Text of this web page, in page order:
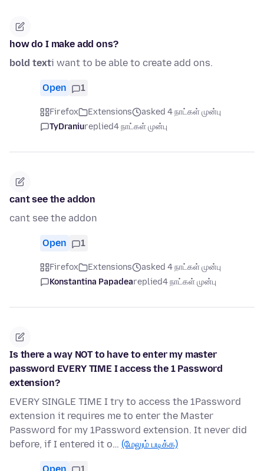
how do I make add ons?
bold texti want to be able to create add ons.
Open 1
Firefox Extensions
asked 4 நாட்கள் முன்பு
TyDraniureplied4 நாட்கள் முன்பு
cant see the addon
cant see the addon
Open 1
Firefox Extensions
asked 4 நாட்கள் முன்பு
Konstantina Papadeareplied4 நாட்கள் முன்பு
Is there a way NOT to have to enter my master
password EVERY TIME I access the 1 Password
extension?
EVERY SINGLE TIME I try to access the 1Password
extension it requires me to enter the Master
Password for my 1Password extension. It never did
before, if I entered it o… (மேலும் படிக்க)